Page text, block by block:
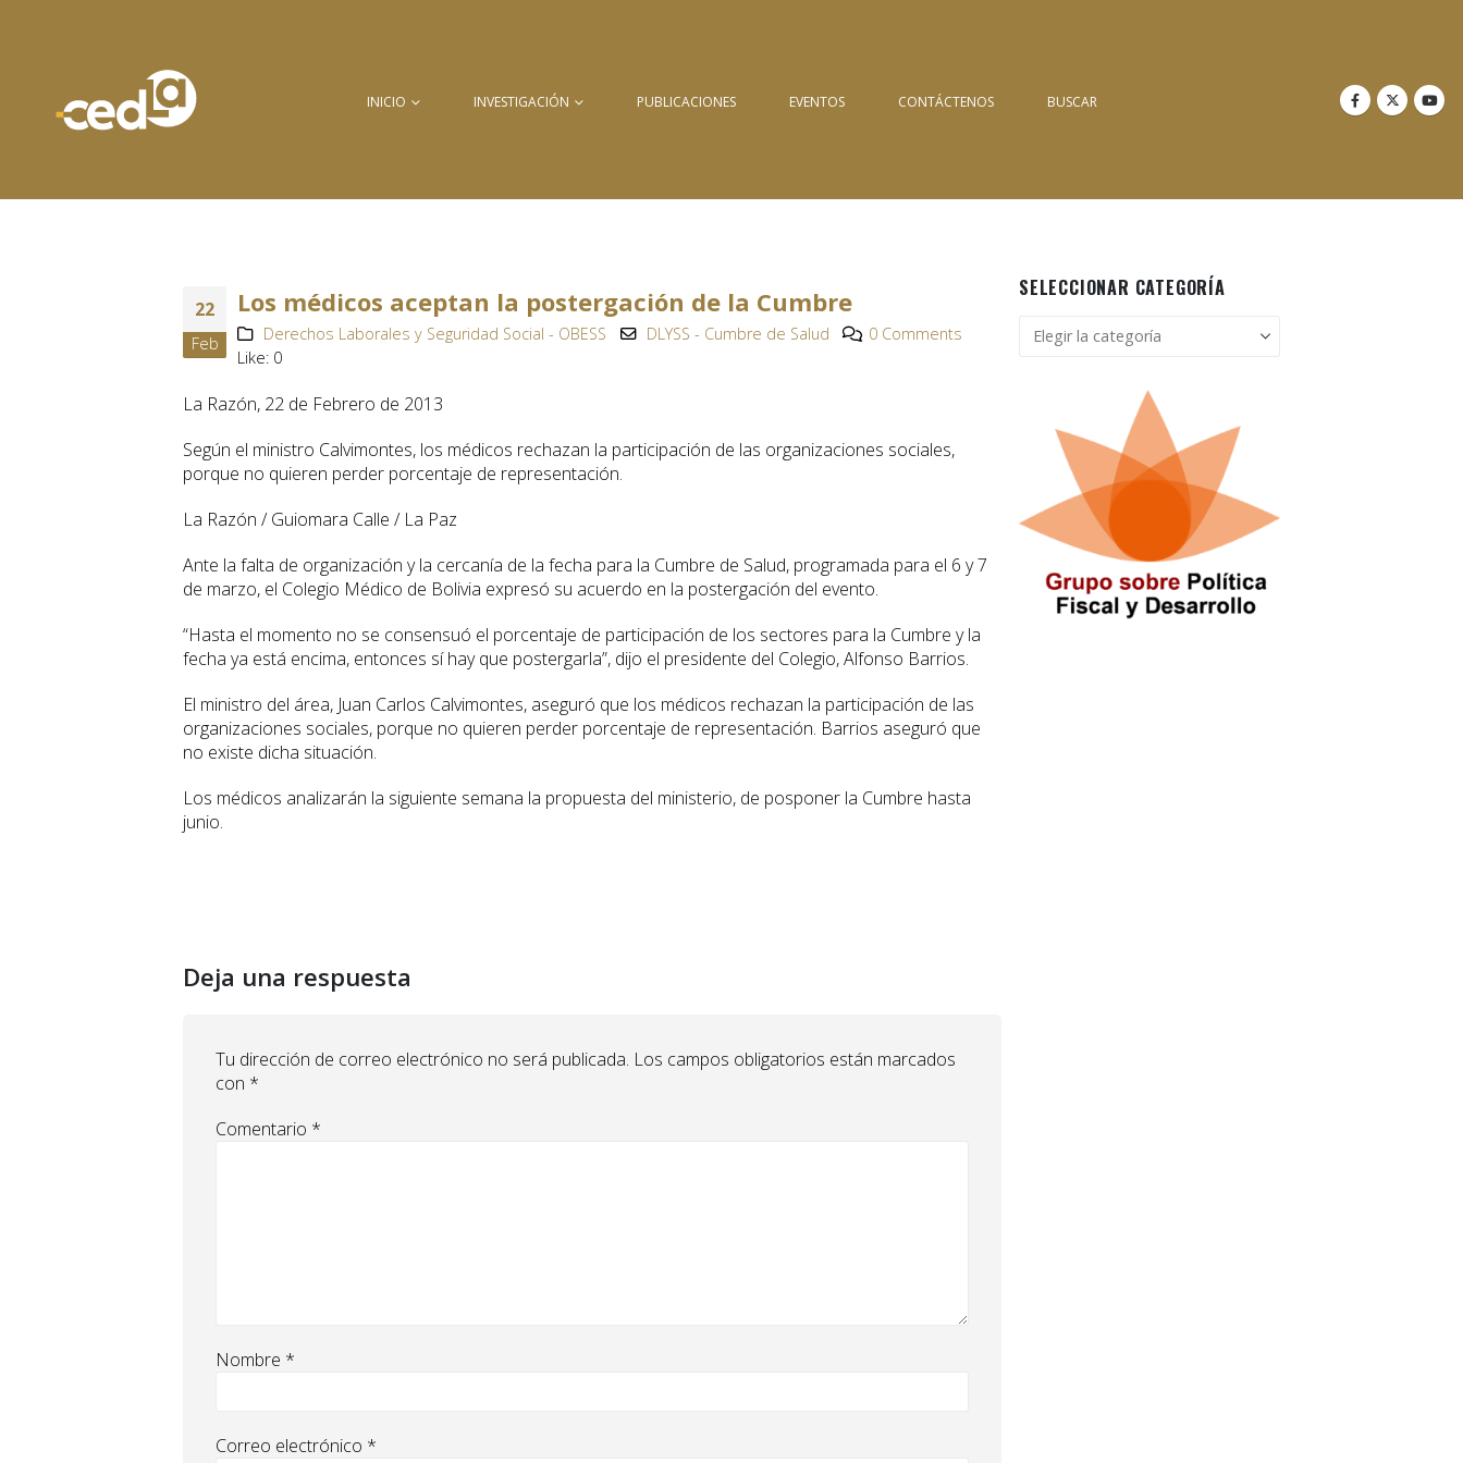
INICIO INVESTIGACIÓN PUBLICACIONES EVENTOS CONTÁCTENOS BUSCAR
22
Feb
Los médicos aceptan la postergación de la Cumbre
Derechos Laborales y Seguridad Social - OBESS DLYSS - Cumbre de Salud
0 Comments
Like: 0
La Razón, 22 de Febrero de 2013
Según el ministro Calvimontes, los médicos rechazan la participación de las organizaciones sociales,
porque no quieren perder porcentaje de representación.
La Razón / Guiomara Calle / La Paz
Ante la falta de organización y la cercanía de la fecha para la Cumbre de Salud, programada para el 6 y 7
de marzo, el Colegio Médico de Bolivia expresó su acuerdo en la postergación del evento.
“Hasta el momento no se consensuó el porcentaje de participación de los sectores para la Cumbre y la
fecha ya está encima, entonces sí hay que postergarla”, dijo el presidente del Colegio, Alfonso Barrios.
El ministro del área, Juan Carlos Calvimontes, aseguró que los médicos rechazan la participación de las
organizaciones sociales, porque no quieren perder porcentaje de representación. Barrios aseguró que
no existe dicha situación.
Los médicos analizarán la siguiente semana la propuesta del ministerio, de posponer la Cumbre hasta
junio.
Deja una respuesta
Tu dirección de correo electrónico no será publicada. Los campos obligatorios están marcados
con *
Comentario *
Nombre *
Correo electrónico *
SELECCIONAR CATEGORÍA
Seleccionar
categoría